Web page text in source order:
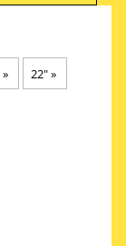
‪» 22"‪»